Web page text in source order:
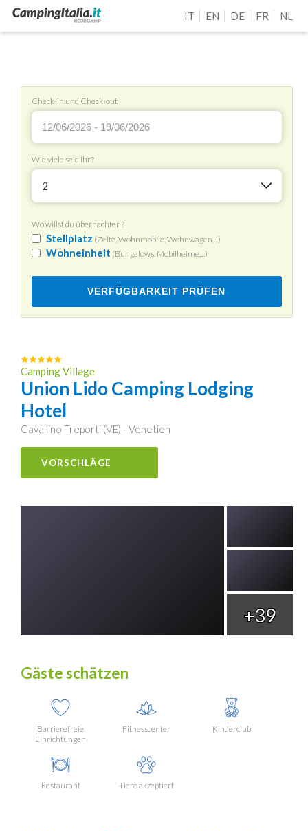
IT EN DE FR NL
Check-in und Check-out
Wie viele seid ihr?
2
Wo willst du übernachten?
Stellplatz (Zelte, Wohnmobile, Wohnwagen,...)
Wohneinheit (Bungalows, Mobilheime,...)
VERFÜGBARKEIT PRÜFEN
Camping Village
Union Lido Camping Lodging
Hotel
Cavallino Treporti (VE) - Venetien
VORSCHLÄGE
+39
Gäste schätzen
Barrierefreie
Einrichtungen
Fitnesscenter Kinderclub
Restaurant Tiere akzeptiert